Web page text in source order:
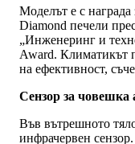
Моделът е с
Diamond печели
„Инженеринг и
Award. Климатикът
на ефективност,
Сензор за човешка
Във вътрешното
инфрачервен